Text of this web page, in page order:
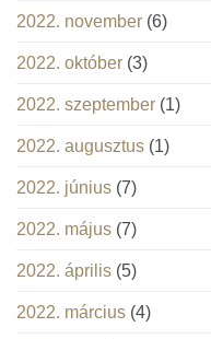
2022. november (6)
2022. október (3)
2022. szeptember (1)
2022. augusztus (1)
2022. június (7)
2022. május (7)
2022. április (5)
2022. március (4)